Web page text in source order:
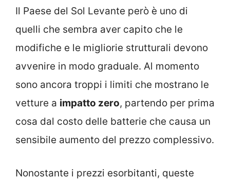
Il Paese del Sol Levante però è uno di
quelli che sembra aver capito che le
modifiche e le migliorie strutturali devono
avvenire in modo graduale. Al momento
sono ancora troppi i limiti che mostrano le
vetture a impatto zero, partendo per prima
cosa dal costo delle batterie che causa un
sensibile aumento del prezzo complessivo.
Nonostante i prezzi esorbitanti, queste